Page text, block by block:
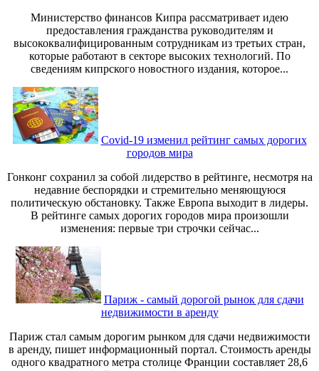
Министерство финансов Кипра рассматривает идею
предоставления гражданства руководителям и
высококвалифицированным сотрудникам из третьих стран,
которые работают в секторе высоких технологий. По
сведениям кипрского новостного издания, которое...
Covid-19 изменил рейтинг самых дорогих
городов мира
Гонконг сохранил за собой лидерство в рейтинге, несмотря на
недавние беспорядки и стремительно меняющуюся
политическую обстановку. Также Европа выходит в лидеры.
В рейтинге самых дорогих городов мира произошли
изменения: первые три строчки сейчас...
Париж - самый дорогой рынок для сдачи
недвижимости в аренду
Париж стал самым дорогим рынком для сдачи недвижимости
в аренду, пишет информационный портал. Стоимость аренды
одного квадратного метра столице Франции составляет 28,6